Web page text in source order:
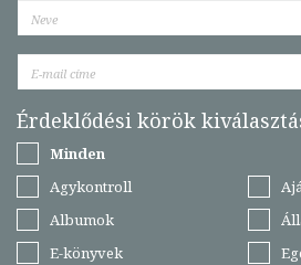
Érdeklődési körök
Minden
Agykontroll
Albumok
E-könyvek